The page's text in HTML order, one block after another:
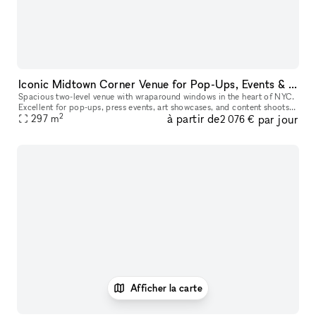
Iconic Midtown Corner Venue for Pop-Ups, Events & Activations
Spacious two-level venue with wraparound windows in the heart of NYC.
Excellent for pop-ups, press events, art showcases, and content shoots.
Clean, bright, and easy to customize. Located right by He
297 m2 à partir de2 076 € par jour
Afficher la carte